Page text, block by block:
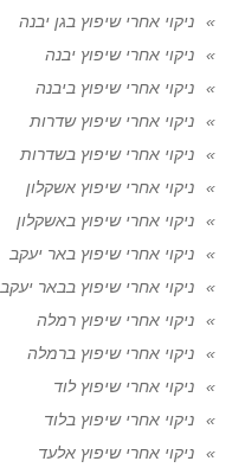
ניקוי אחרי שיפוץ בגן יבנה
ניקוי אחרי שיפוץ יבנה
ניקוי אחרי שיפוץ ביבנה
ניקוי אחרי שיפוץ שדרות
ניקוי אחרי שיפוץ בשדרות
ניקוי אחרי שיפוץ אשקלון
ניקוי אחרי שיפוץ באשקלון
ניקוי אחרי שיפוץ באר יעקב
ניקוי אחרי שיפוץ בבאר יעקב
ניקוי אחרי שיפוץ רמלה
ניקוי אחרי שיפוץ ברמלה
ניקוי אחרי שיפוץ לוד
ניקוי אחרי שיפוץ בלוד
ניקוי אחרי שיפוץ אלעד